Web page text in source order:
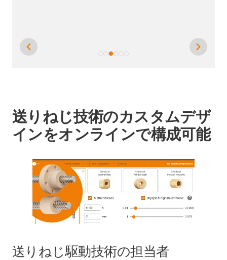
送りねじ技術のカスタムデザ
インをオンラインで構成可能
送りねじ駆動技術の担当者